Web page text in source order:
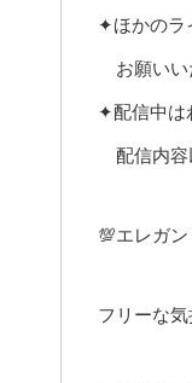
✦ほかのラ
お願いい
✦配信中は
配信内容
💯エレガ
フリーな